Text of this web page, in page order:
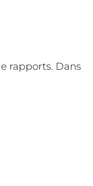
rapports. Dans